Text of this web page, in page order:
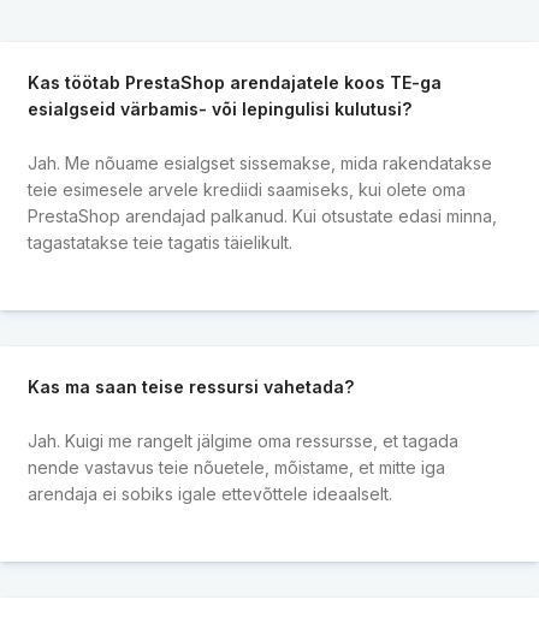
Kas töötab PrestaShop arendajatele koos TE-ga
esialgseid värbamis- või lepingulisi kulutusi?
Jah. Me nõuame esialgset sissemakse, mida rakendatakse
teie esimesele arvele krediidi saamiseks, kui olete oma
PrestaShop arendajad palkanud. Kui otsustate edasi minna,
tagastatakse teie tagatis täielikult.
Kas ma saan teise ressursi vahetada?
Jah. Kuigi me rangelt jälgime oma ressursse, et tagada
nende vastavus teie nõuetele, mõistame, et mitte iga
arendaja ei sobiks igale ettevõttele ideaalselt.